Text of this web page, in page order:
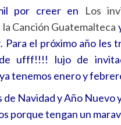
por creer en
Los
la Canción Guatemalteca
Para el próximo año les
de ufff!!!! lujo de
tenemos enero y
de Navidad y Año Nuevo
porque tengan un